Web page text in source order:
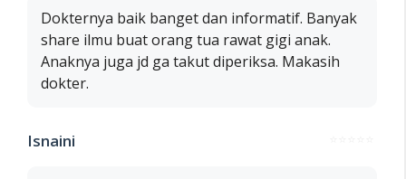
Dokternya baik banget dan informatif. Banyak
share ilmu buat orang tua rawat gigi anak.
Anaknya juga jd ga takut diperiksa. Makasih
dokter.
Isnaini